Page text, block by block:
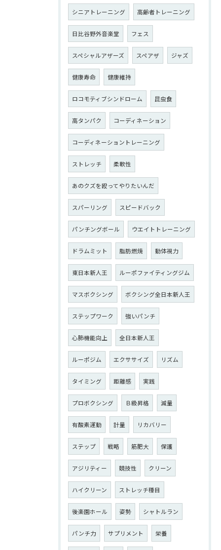
シニアトレーニング 高齢者トレーニング
日比谷野外音楽堂 フェス
スペシャルアザーズ スペアザ ジャズ
健康寿命 健康維持
ロコモティブシンドローム 昆虫食
高タンパク コーディネーション
コーディネーショントレーニング
ストレッチ 柔軟性
あのクズを殴ってやりたいんだ
スパーリング スピードバック
パンチングボール ウエイトトレーニング
ドラムミット 脂肪燃焼 動体視力
東日本新人王 ルーポファイティングジム
マスボクシング ボクシング全日本新人王
ステップワーク 強いパンチ
心肺機能向上 全日本新人王
ルーポジム エクササイズ リズム
タイミング 距離感 実践
プロボクシング Ｂ級昇格 減量
有酸素運動 計量 リカバリー
ステップ 戦略 筋肥大 保護
アジリティー 競技性 クリーン
ハイクリーン ストレッチ種目
後楽園ホール 姿勢 シャトルラン
パンチ力 サプリメント 栄養